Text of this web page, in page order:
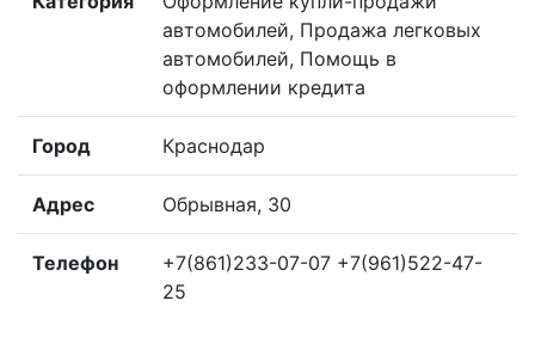
автомобилей, Продажа легковых
автомобилей, Помощь в
оформлении кредита
Город Краснодар
Адрес Обрывная, 30
Телефон
+7(861)233-07-07 +7(961)522-47-
25